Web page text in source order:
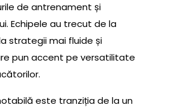
de antrenament și
Echipele au trecut de la
strategii mai fluide și
pun accent pe versatilitate
este tranziția de la un